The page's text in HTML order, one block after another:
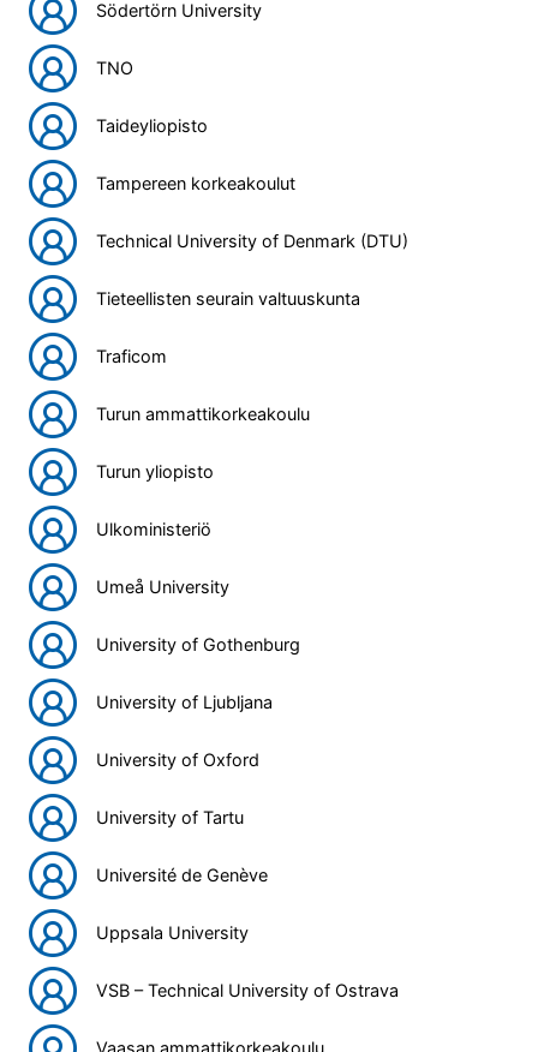
Södertörn University
TNO
Taideyliopisto
Tampereen korkeakoulut
Technical University of Denmark (DTU)
Tieteellisten seurain valtuuskunta
Traficom
Turun ammattikorkeakoulu
Turun yliopisto
Ulkoministeriö
Umeå University
University of Gothenburg
University of Ljubljana
University of Oxford
University of Tartu
Université de Genève
Uppsala University
VSB – Technical University of Ostrava
Vaasan ammattikorkeakoulu